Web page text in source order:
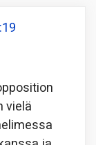
vielä